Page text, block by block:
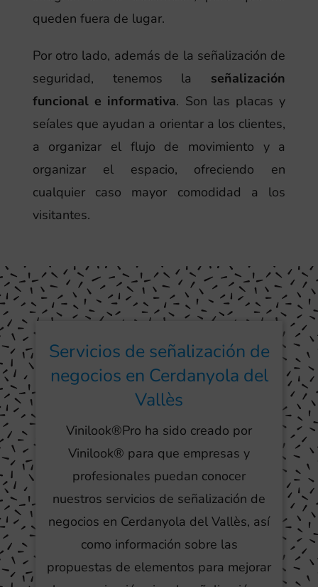
queden fuera de lugar.
Por otro lado, además de la señalización de
seguridad, tenemos la señalización
funcional e informativa. Son las placas y
seíales que ayudan a orientar a los clientes,
a organizar el flujo de movimiento y a
organizar el espacio, ofreciendo en
cualquier caso mayor comodidad a los
visitantes.
Servicios de señalización de
negocios en Cerdanyola del
Vallès
Vinilook®Pro ha sido creado por
Vinilook® para que empresas y
profesionales puedan conocer
nuestros servicios de señalización de
negocios en Cerdanyola del Vallès, así
como información sobre las
propuestas de elementos para mejorar